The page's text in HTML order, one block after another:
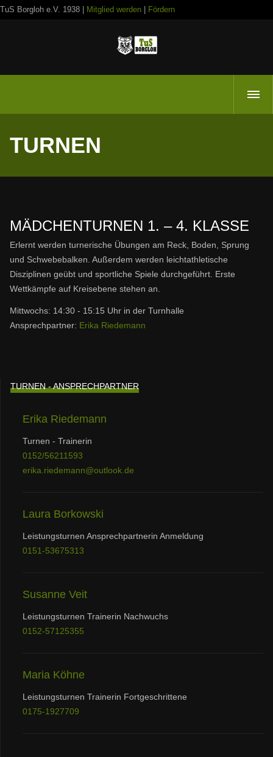
TuS Borgloh e.V. 1938 | Mitglied werden Fördern
TURNEN
MÄDCHENTURNEN 1. – 4. KLASSE
Erlernt werden turnerische Übungen am Reck, Boden, Sprung
und Schwebebalken. Außerdem werden leichtathletische
Disziplinen geübt und sportliche Spiele durchgeführt. Erste
Wettkämpfe auf Kreisebene stehen an.
Mittwochs: 14:30 - 15:15 Uhr in der Turnhalle
Ansprechpartner: Erika Riedemann
TURNEN - ANSPRECHPARTNER
Erika Riedemann
Turnen - Trainerin
0152/56211593
erika.riedemann@outlook.de
Laura Borkowski
Leistungsturnen Ansprechpartnerin Anmeldung
0151-53675313
Susanne Veit
Leistungsturnen Trainerin Nachwuchs
0152-57125355
Maria Köhne
Leistungsturnen Trainerin Fortgeschrittene
0175-1927709